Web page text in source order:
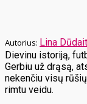
Lina
Dievinu istoriją,
Gerbiu už drąsą,
nekenčiu visų
rimtu veidu.